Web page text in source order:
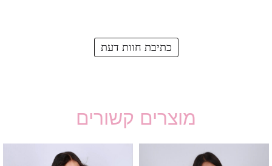
כתיבת חוות דעת
מוצרים קשורים